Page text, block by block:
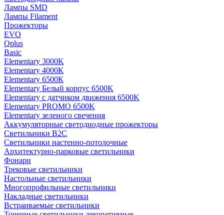
Лампы SMD
Лампы Filament
Прожекторы
EVO
Qplus
Basic
Elementary 3000K
Elementary 4000К
Elementary 6500К
Elementary Белый корпус 6500K
Elementary с датчиком движения 6500K
Elementary PROMO 6500K
Elementary зеленого свечения
Аккумуляторные светодиодные прожекторы
Светильники B2C
Светильники настенно-потолочные
Архитектурно-парковые светильники
Фонари
Трековые светильники
Настольные светильники
Многопрофильные светильники
Накладные светильники
Встраиваемые светильники